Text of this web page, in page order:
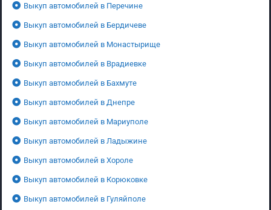
Выкуп автомобилей в Перечине
Выкуп автомобилей в Бердичеве
Выкуп автомобилей в Монастырище
Выкуп автомобилей в Врадиевке
Выкуп автомобилей в Бахмуте
Выкуп автомобилей в Днепре
Выкуп автомобилей в Мариуполе
Выкуп автомобилей в Ладыжине
Выкуп автомобилей в Хороле
Выкуп автомобилей в Корюковке
Выкуп автомобилей в Гуляйполе